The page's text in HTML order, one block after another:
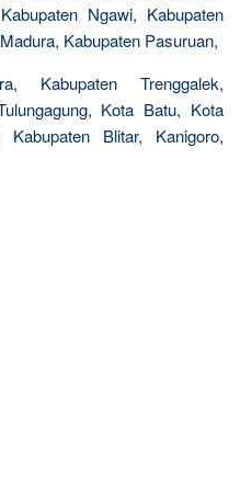
Ngawi, Kabupaten
Kabupaten Pasuruan,
Kabupaten Trenggalek,
Kota Batu, Kota
Kabupaten Blitar, Kanigoro,